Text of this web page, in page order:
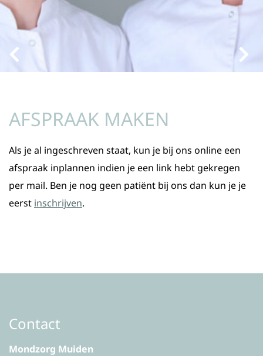
AFSPRAAK MAKEN
Als je al ingeschreven staat, kun je bij ons online een
afspraak inplannen indien je een link hebt gekregen
per mail. Ben je nog geen patiënt bij ons dan kun je je
eerst inschrijven.
Contact
Mondzorg Muiden